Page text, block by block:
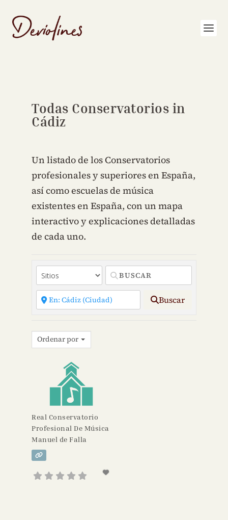
Todas Conservatorios in
Cádiz
Un listado de los Conservatorios
profesionales y superiores en España,
así como escuelas de música
existentes en España, con un mapa
interactivo y explicaciones detalladas
de cada uno.
Buscar
Ordenar por
Real Conservatorio
Profesional De Música
Manuel de Falla